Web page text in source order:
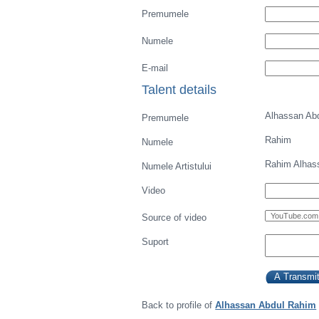
Premumele
Numele
E-mail
Talent details
Premumele Alhassan
Numele Rahim
Numele Artistului Rahim
Video
Source of video
Suport
Back to profile ofAlhassan Abdul Rahim